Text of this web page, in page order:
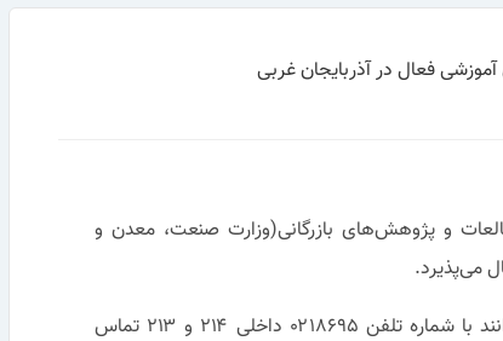
فعال در آذربایجان غربی
و پژوهش‌های بازرگانی(وزارت صنعت، معدن و
می‌پذیرد.
شرکت‌ها و مؤسسات آموزشی متقاضی می‌توانند با شماره تلفن ۰۲۱۸۶۹۵ داخلی ۲۱۴ و ۲۱۳ تماس